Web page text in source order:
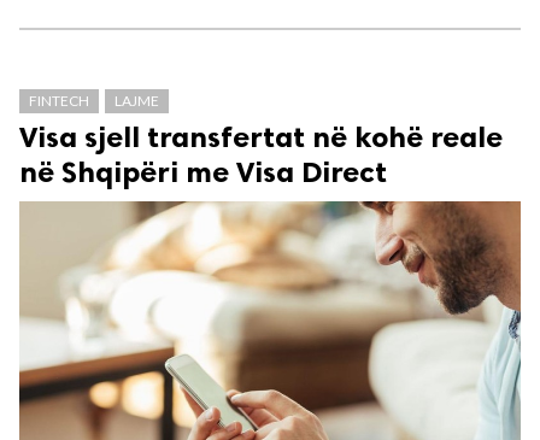
FINTECH LAJME
Visa sjell transfertat në kohë reale
në Shqipëri me Visa Direct